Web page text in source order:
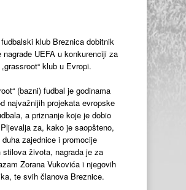
klub Breznica dobitnik
nagrade UEFA u konkurenciji za
klub u Evropi.
(bazni) fudbal je godinama
najvažnijih projekata evropske
a priznanje koje je dobio
za, kako je saopšteno,
zajednice i promocije
stilova života, nagrada je za
Zorana Vukovića i njegovih
te svih članova Breznice.